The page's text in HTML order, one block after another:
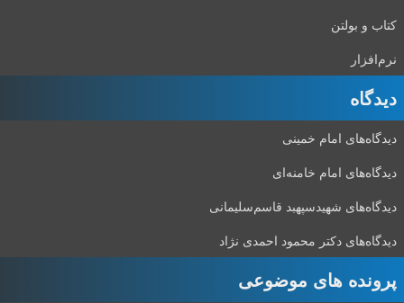
کتاب و بولتن
نرم‌افزار
دیدگاه‌
دیدگاه‌های امام خمینی
دیدگاه‌های امام خامنه‌ای
دیدگاه‌های شهید‌سپهبد قاسم‌سلیمانی
دیدگاه‌های دکتر محمود احمدی نژاد
پرونده های موضوعی